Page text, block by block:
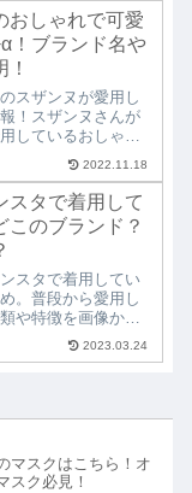
ガクトさんです
で利便性の良いマ
！？
おしゃれで可愛
！ブランド名や
スザンヌが愛用し
！スザンヌさんが
しているおしゃれ
から６つ厳選して
クの価格や購入方
通販ショップなど
最後にスザンヌ愛
テムも！
2022.11.18
スタで着用して
このブランド？
スタで着用してい
。普段から愛用し
や特徴を画像から
で売っているの
のマスクなのか？
2023.03.24
マスクはこちら！オ
スク必見！